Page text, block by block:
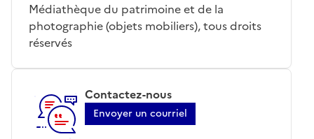
Médiathèque du patrimoine et de la
photographie (objets mobiliers), tous droits
réservés
Contactez-nous
Envoyer un courriel